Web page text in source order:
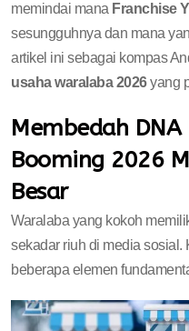
memindai mana Franchise
sesungguhnya dan mana
artikel ini sebagai kompas
usaha waralaba 2026yang
Membedah
Booming 2026
Besar
Waralaba yang kokoh
sekadar riuh di media sosial.
beberapa elemen